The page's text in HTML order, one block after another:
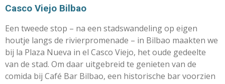
Casco Viejo Bilbao
Een tweede stop – na een stadswandeling op eigen
houtje langs de rivierpromenade – in Bilbao maakten we
bij la Plaza Nueva in el Casco Viejo, het oude gedeelte
van de stad. Om daar uitgebreid te genieten van de
comida bij Café Bar Bilbao, een historische bar voorzien